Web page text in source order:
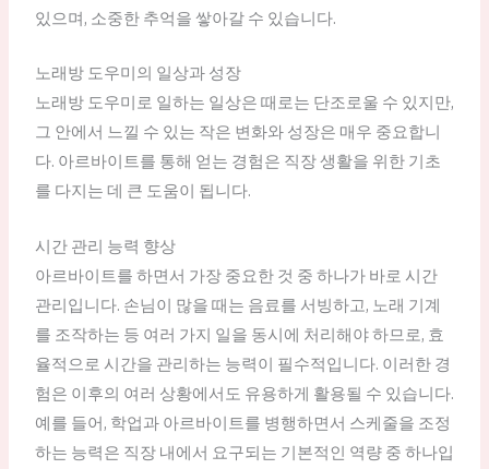
있으며, 소중한 추억을 쌓아갈 수 있습니다.
노래방 도우미의 일상과 성장
노래방 도우미로 일하는 일상은 때로는 단조로울 수 있지만,
그 안에서 느낄 수 있는 작은 변화와 성장은 매우 중요합니
다. 아르바이트를 통해 얻는 경험은 직장 생활을 위한 기초
를 다지는 데 큰 도움이 됩니다.
시간 관리 능력 향상
아르바이트를 하면서 가장 중요한 것 중 하나가 바로 시간
관리입니다. 손님이 많을 때는 음료를 서빙하고, 노래 기계
를 조작하는 등 여러 가지 일을 동시에 처리해야 하므로, 효
율적으로 시간을 관리하는 능력이 필수적입니다. 이러한 경
험은 이후의 여러 상황에서도 유용하게 활용될 수 있습니다.
예를 들어, 학업과 아르바이트를 병행하면서 스케줄을 조정
하는 능력은 직장 내에서 요구되는 기본적인 역량 중 하나입